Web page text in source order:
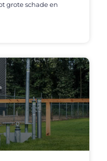
grote schade en